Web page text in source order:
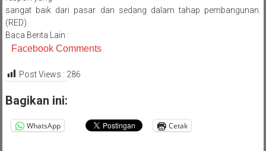
sangat baik dari pasar dan sedang dalam tahap pembangunan.
(RED)
Baca Berita Lain :
Facebook Comments
Post Views : 286
Bagikan ini:
WhatsApp Cetak